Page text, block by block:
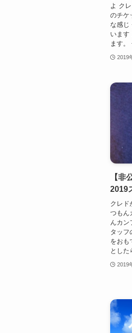
よ ク
のチケ
な感じ
います
ます。
2019
【非
2019
クレド
つもん
んカン
タッフ
をおも
とした
2019